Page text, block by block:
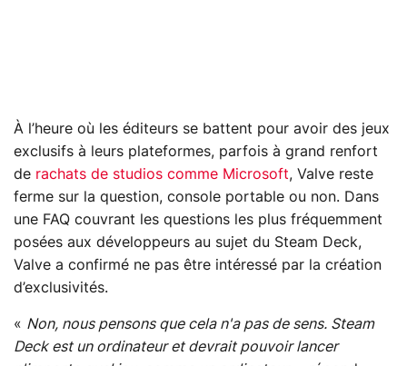
À l’heure où les éditeurs se battent pour avoir des jeux
exclusifs à leurs plateformes, parfois à grand renfort
de rachats de studios comme Microsoft, Valve reste
ferme sur la question, console portable ou non. Dans
une FAQ couvrant les questions les plus fréquemment
posées aux développeurs au sujet du Steam Deck,
Valve a confirmé ne pas être intéressé par la création
d’exclusivités.
« Non, nous pensons que cela n'a pas de sens. Steam
Deck est un ordinateur et devrait pouvoir lancer